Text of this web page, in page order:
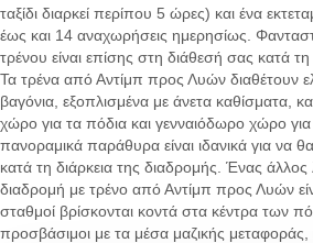
ταξίδι διαρκεί περίπου 5 ώρες) και ένα
έως και 14 αναχωρήσεις ημερησίως.
τρένου είναι επίσης στη διάθεσή σας κατά τη
Τα τρένα από Αντίμπ προς Λυών διαθέτουν
βαγόνια, εξοπλισμένα με άνετα καθίσματα,
χώρο για τα πόδια και γενναιόδωρο χώρο
πανοραμικά παράθυρα είναι ιδανικά για να
κατά τη διάρκεια της διαδρομής. Ένας άλλος
διαδρομή με τρένο από Αντίμπ προς Λυών
σταθμοί βρίσκονται κοντά στα κέντρα των
προσβάσιμοι με τα μέσα μαζικής